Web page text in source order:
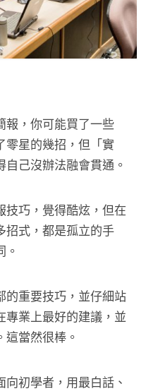
報，你可能買了一些
零星的幾招，但「實
己沒辦法融會貫通。
技巧，覺得酷炫，但在
招式，都是孤立的手
的重要技巧，並仔細站
專業上最好的建議，並
當然很棒。
初學者，用最白話、